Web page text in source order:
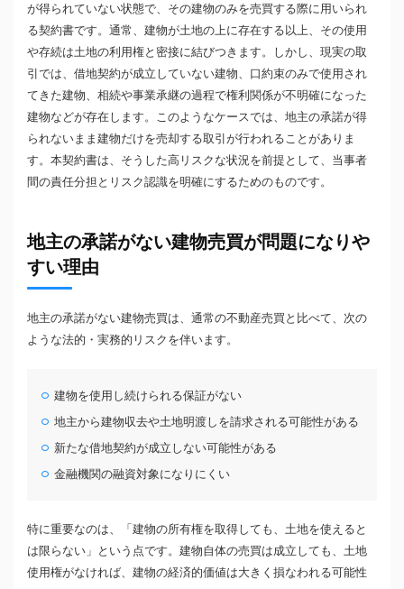
が得られていない状態で、その建物のみを売買する際に用いられ
る契約書です。通常、建物が土地の上に存在する以上、その使用
や存続は土地の利用権と密接に結びつきます。しかし、現実の取
引では、借地契約が成立していない建物、口約束のみで使用され
てきた建物、相続や事業承継の過程で権利関係が不明確になった
建物などが存在します。このようなケースでは、地主の承諾が得
られないまま建物だけを売却する取引が行われることがありま
す。本契約書は、そうした高リスクな状況を前提として、当事者
間の責任分担とリスク認識を明確にするためのものです。
地主の承諾がない建物売買が問題になりや
すい理由
地主の承諾がない建物売買は、通常の不動産売買と比べて、次の
ような法的・実務的リスクを伴います。
建物を使用し続けられる保証がない
地主から建物収去や土地明渡しを請求される可能性がある
新たな借地契約が成立しない可能性がある
金融機関の融資対象になりにくい
特に重要なのは、「建物の所有権を取得しても、土地を使えると
は限らない」という点です。建物自体の売買は成立しても、土地
使用権がなければ、建物の経済的価値は大きく損なわれる可能性